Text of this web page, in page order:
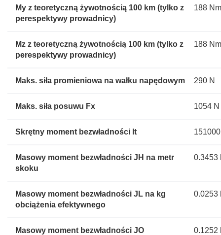
My z teoretyczną żywotnością 100 km (tylko z
perespektywy prowadnicy)
188
Mz z teoretyczną żywotnością 100 km (tylko z
perespektywy prowadnicy)
188
Maks. siła promieniowa na wałku napędowym 290 N
Maks. siła posuwu Fx 1054 N
Skrętny moment bezwładności It
Masowy moment bezwładności JH na metr
skoku
0.3453
Masowy moment bezwładności JL na kg
obciążenia efektywnego
0.0253
Masowy moment bezwładności JO 0.1252